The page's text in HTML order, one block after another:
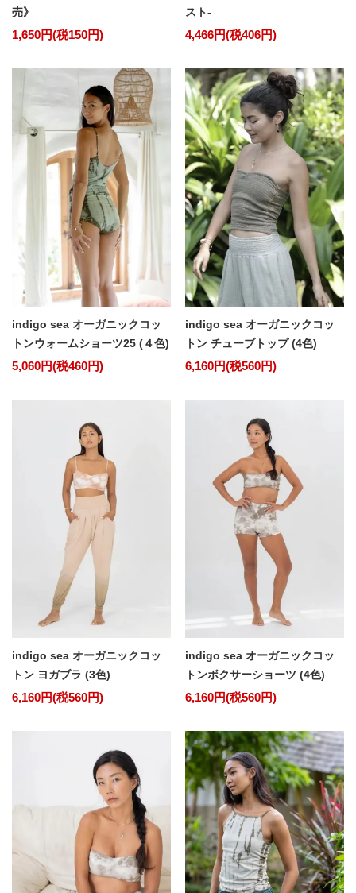
売》
1,650円(税150円)
スト-
4,466円(税406円)
indigo sea オーガニックコッ
トンウォームショーツ25 (４色)
5,060円(税460円)
indigo sea オーガニックコッ
トン チューブトップ (4色)
6,160円(税560円)
indigo sea オーガニックコッ
トン ヨガブラ (3色)
6,160円(税560円)
indigo sea オーガニックコッ
トンボクサーショーツ (4色)
6,160円(税560円)